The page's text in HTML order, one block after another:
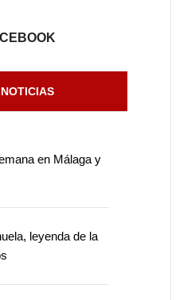
en Málaga y
leyenda de la